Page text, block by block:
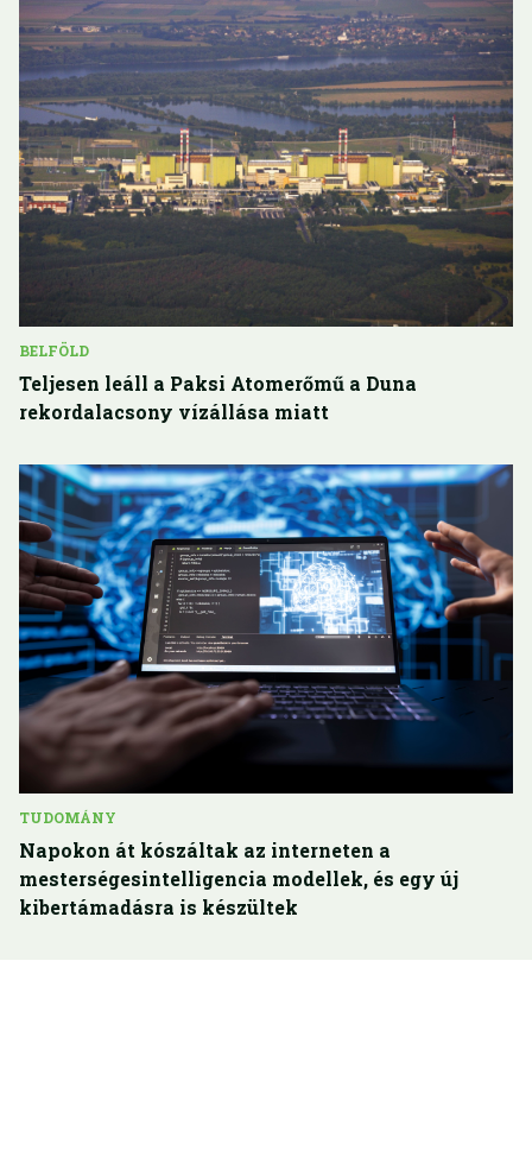
BELFÖLD
Teljesen leáll a Paksi Atomerőmű a Duna
rekordalacsony vízállása miatt
TUDOMÁNY
Napokon át kószáltak az interneten a
mesterségesintelligencia modellek, és egy új
kibertámadásra is készültek